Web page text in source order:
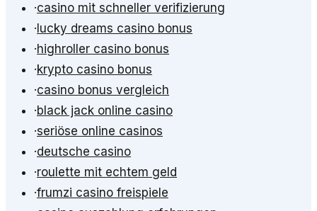
·casino mit schneller verifizierung
· lucky dreams casino bonus
·highroller casino bonus
·krypto casino bonus
·casino bonus vergleich
·black jack online casino
·seriöse online casinos
·deutsche casino
·roulette mit echtem geld
·frumzi casino freispiele